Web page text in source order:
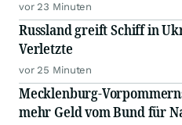
vor 23 Minuten
Russland greift Schiff in
Verletzte
vor 25 Minuten
Mecklenburg-
mehr Geld vom Bund für